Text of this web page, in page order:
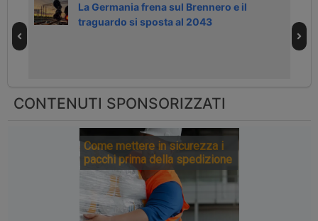
La Germania frena sul Brennero e il
traguardo si sposta al 2043
CONTENUTI SPONSORIZZATI
Come mettere in sicurezza i
pacchi prima della spedizione